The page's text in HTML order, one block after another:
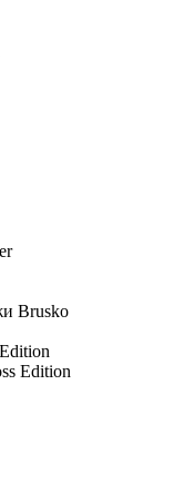
Brusko
Edition